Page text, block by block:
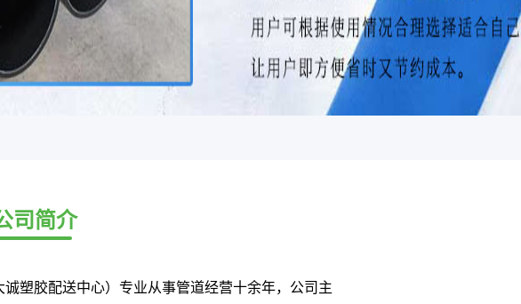
司简介
塑胶配送中心）专业从事管道经营十余年，公司主